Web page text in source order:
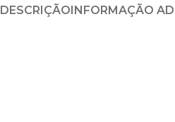
DESCRIÇÃOINFORMAÇÃO